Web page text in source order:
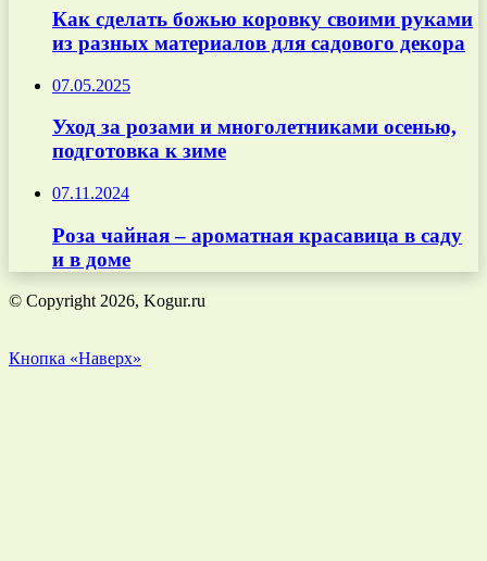
Как сделать божью коровку своими руками
из разных материалов для садового декора
07.05.2025
Уход за розами и многолетниками осенью,
подготовка к зиме
07.11.2024
Роза чайная – ароматная красавица в саду
и в доме
© Copyright 2026, Kogur.ru
Кнопка «Наверх»